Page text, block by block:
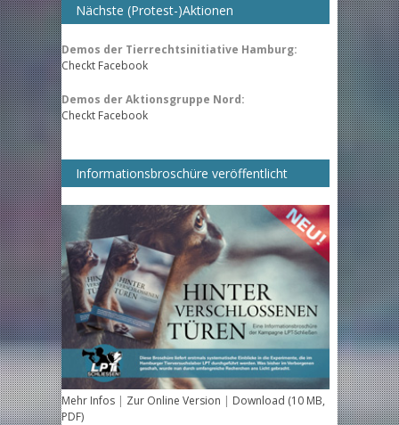
Nächste (Protest-)Aktionen
Demos der Tierrechtsinitiative Hamburg:
Checkt Facebook
Demos der Aktionsgruppe Nord:
Checkt Facebook
Informationsbroschüre veröffentlicht
Mehr Infos | Zur Online Version | Download (10 MB,
PDF)